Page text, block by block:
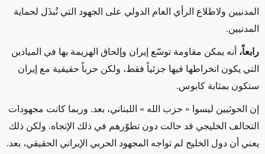
المدنيين ولاطلاع الرأي العام الدولي على الجهود التي تُبذَل لحماية
المدنيين.
رابعاً، أنه يمكن مقاومة توسّع إيران وإلحاق الهزيمة بها في الميادين
التي يكون انخراطها فيها جزئياً فقط، ولكن حرباً حقيقية مع إيران
ستكون بمثابة كابوس.
إن الحوثيين ليسوا « حزب الله » اللبناني، بعد. وربما كانت مجهودات
التحالف الخليجي قد حالت دون تطوّرهم في ذلك الإتجاه. ولكن ذلك
يعني أن دول الخليج لم تواجه المجهود الحربي الإيراني الحقيقي، بعد.